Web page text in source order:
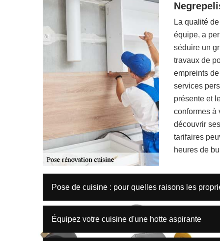
La qualité
équipe, a
séduire un
travaux de
empreints
services
présente et
conformes à
découvrir
tarifaires
heures de
Pose de cuisine : pour quelles raisons les
Équipez votre cuisine d'une hotte aspirante